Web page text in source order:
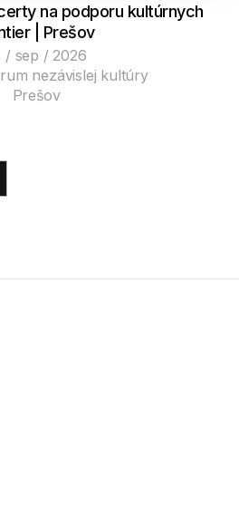
na podporu kultúrnych
| Prešov
/ sep / 2026
nezávislej kultúry
Prešov